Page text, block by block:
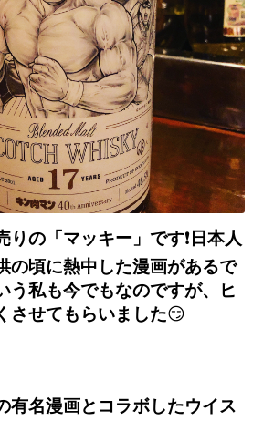
りの「マッキー」です❗️ 日本人
の頃に熱中した漫画があるで
う私も今でもなのですが、ヒ
させてもらいました😏
有名漫画とコラボしたウイス